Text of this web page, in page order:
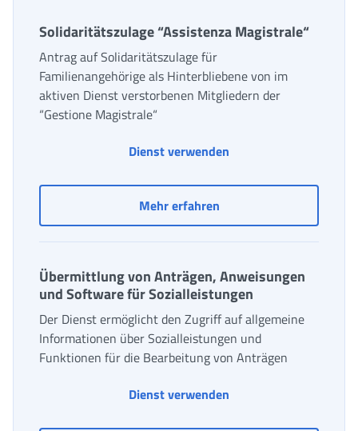
Solidaritätszulage “Assistenza Magistrale“
Antrag auf Solidaritätszulage für
Familienangehörige als Hinterbliebene von im
aktiven Dienst verstorbenen Mitgliedern der
“Gestione Magistrale“
Dienst verwenden
Mehr erfahrenSolidaritätszulage
Übermittlung von Anträgen, Anweisungen
und Software für Sozialleistungen
Der Dienst ermöglicht den Zugriff auf allgemeine
Informationen über Sozialleistungen und
Funktionen für die Bearbeitung von Anträgen
Dienst verwenden